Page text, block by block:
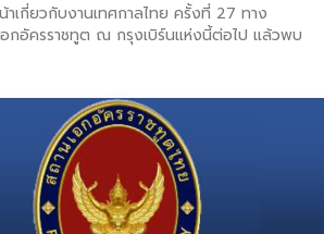
เกี่ยวกับงานเทศกาลไทย ครั้งที่ 27 ทาง
กอัครราชทูต ณ กรุงเบิร์นแห่งนี้ต่อไป แล้วพบ